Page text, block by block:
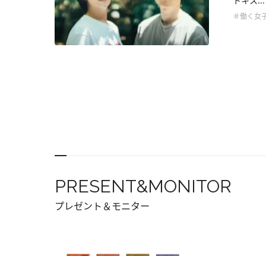
＃働く女
PRESENT&MONITOR
プレゼント＆モニター